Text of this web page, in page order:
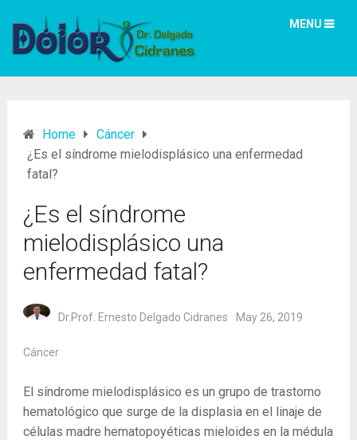
MENU
Home
Cáncer
¿Es el síndrome mielodisplásico una enfermedad
fatal?
¿Es el síndrome
mielodisplásico una
enfermedad fatal?
Dr.Prof. Ernesto Delgado Cidranes May 26, 2019
Cáncer
El síndrome mielodisplásico es un grupo de trastorno
hematológico que surge de la displasia en el linaje de
células madre hematopoyéticas mieloides en la médula